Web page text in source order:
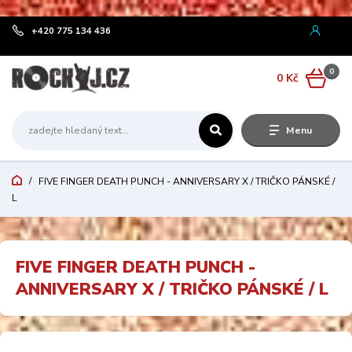
¨
Menu
+420 775 134 436
0
0 Kč
FIVE FINGER DEATH PUNCH - ANNIVERSARY X / TRIČKO PÁNSKÉ /
L
FIVE FINGER DEATH PUNCH -
ANNIVERSARY X / TRIČKO PÁNSKÉ / L